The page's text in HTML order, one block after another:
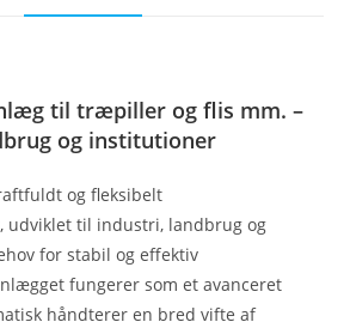
til træpiller og flis mm. –
og institutioner
og fleksibelt
til industri, landbrug og
for stabil og effektiv
fungerer som et avanceret
håndterer en bred vifte af